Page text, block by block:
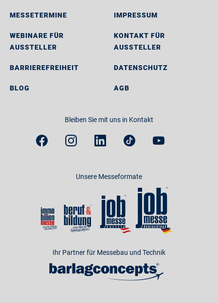
MESSETERMINE
WEBINARE FÜR
AUSSTELLER
BARRIEREFREIHEIT
BLOG
IMPRESSUM
KONTAKT FÜR
AUSSTELLER
DATENSCHUTZ
AGB
Bleiben Sie mit uns in Kontakt
Unsere Messeformate
Ihr Partner für Messebau und Technik